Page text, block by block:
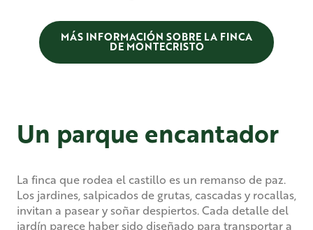
MÁS INFORMACIÓN SOBRE LA FINCA
DE MONTECRISTO
Un parque encantador
La finca que rodea el castillo es un remanso de paz.
Los jardines, salpicados de grutas, cascadas y rocallas,
invitan a pasear y soñar despiertos. Cada detalle del
jardín parece haber sido diseñado para transportar a